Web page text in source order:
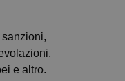
e altro.